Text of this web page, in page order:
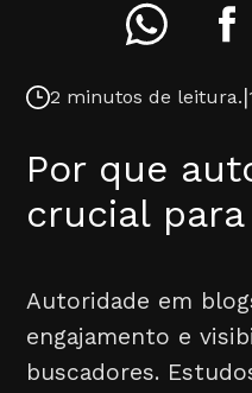
2 minutos de leitura.|
Por que
crucial
Autoridade em
engajamento e
buscadores.